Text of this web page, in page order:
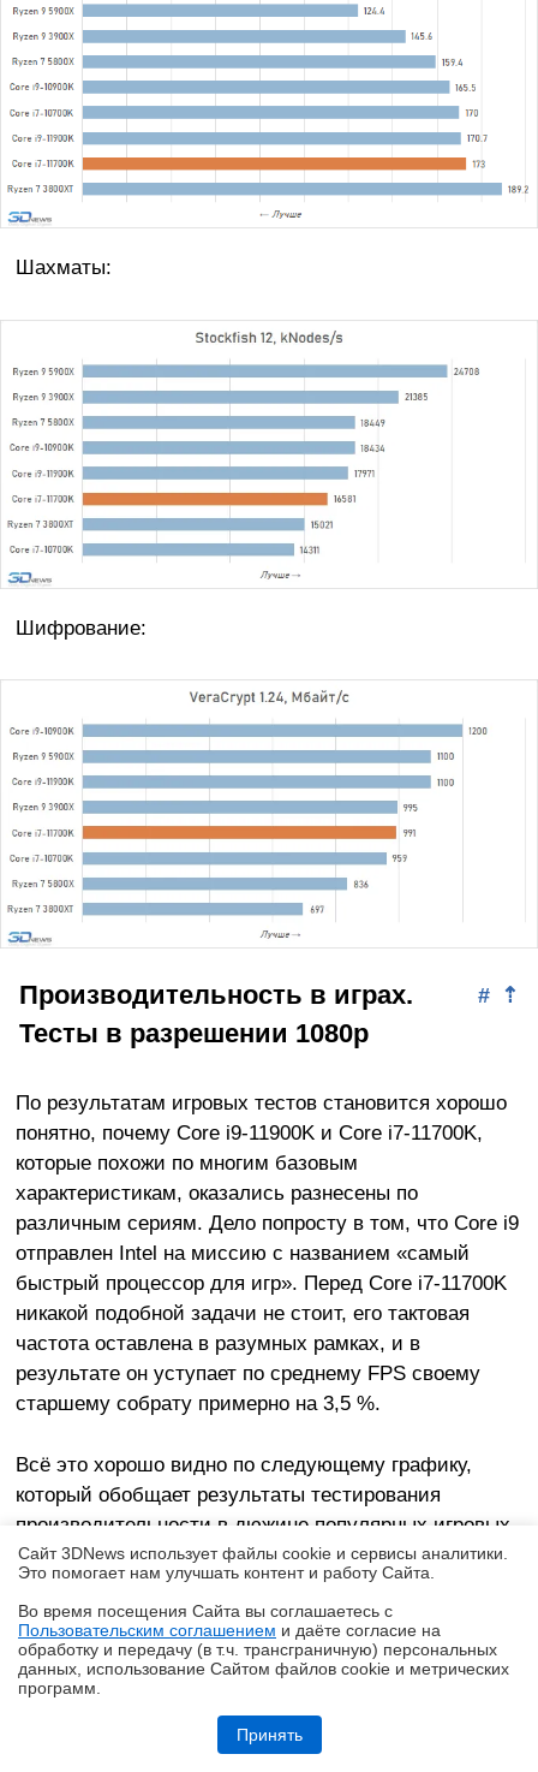
realme P4, realme P4x и realme P4 Lite: заход в ту же реку, но с
Шахматы:
Шифрование:
⇡
#
Производительность в играх.
Тесты в разрешении 1080p
По результатам игровых тестов становится хорошо
понятно, почему Core i9-11900K и Core i7-11700K,
которые похожи по многим базовым
характеристикам, оказались разнесены по
различным сериям. Дело попросту в том, что Core i9
отправлен Intel на миссию с названием «самый
быстрый процессор для игр». Перед Core i7-11700K
никакой подобной задачи не стоит, его тактовая
частота оставлена в разумных рамках, и в
результате он уступает по среднему FPS своему
старшему собрату примерно на 3,5 %.
Всё это хорошо видно по следующему графику,
который обобщает результаты тестирования
производительности в дюжине популярных игровых
приложений.
Сайт 3DNews использует файлы cookie и сервисы аналитики.
Это помогает нам улучшать контент и работу Cайта.
Во время посещения Cайта вы соглашаетесь с
Пользовательским соглашением и даёте согласие на
обработку и передачу (в т.ч. трансграничную) персональных
данных, использование Cайтом файлов cookie и метрических
программ.
Принять